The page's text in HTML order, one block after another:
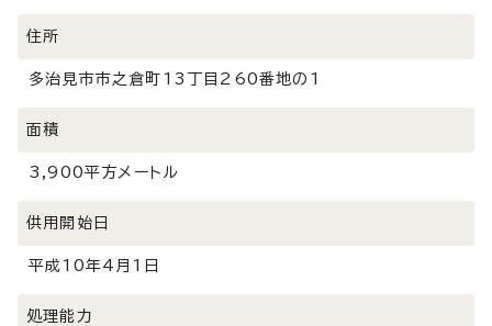
住所
多治見市市之倉町13丁目260番地の1
面積
3,900平方メートル
供用開始日
平成10年4月1日
処理能力